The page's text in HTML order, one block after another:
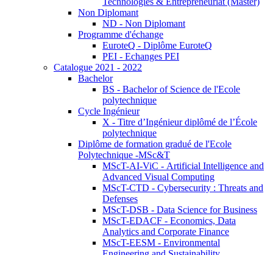
Non Diplomant
ND - Non Diplomant
Programme d'échange
EuroteQ - Diplôme EuroteQ
PEI - Echanges PEI
Catalogue 2021 - 2022
Bachelor
BS - Bachelor of Science de l'Ecole
polytechnique
Cycle Ingénieur
X - Titre d’Ingénieur diplômé de l’École
polytechnique
Diplôme de formation gradué de l'Ecole
Polytechnique -MSc&T
MScT-AI-ViC - Artificial Intelligence and
Advanced Visual Computing
MScT-CTD - Cybersecurity : Threats and
Defenses
MScT-DSB - Data Science for Business
MScT-EDACF - Economics, Data
Analytics and Corporate Finance
MScT-EESM - Environmental